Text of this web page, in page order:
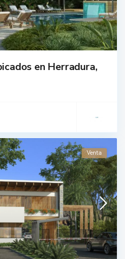
en Herradura,
Venta